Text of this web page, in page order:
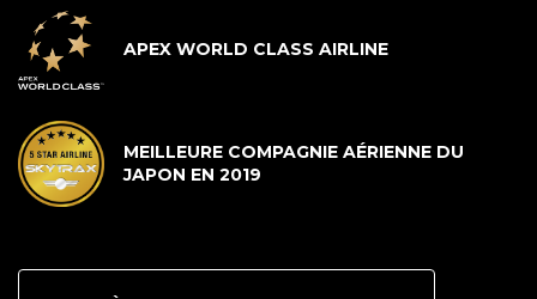
APEX WORLD CLASS AIRLINE
MEILLEURE COMPAGNIE AÉRIENNE DU
JAPON EN 2019